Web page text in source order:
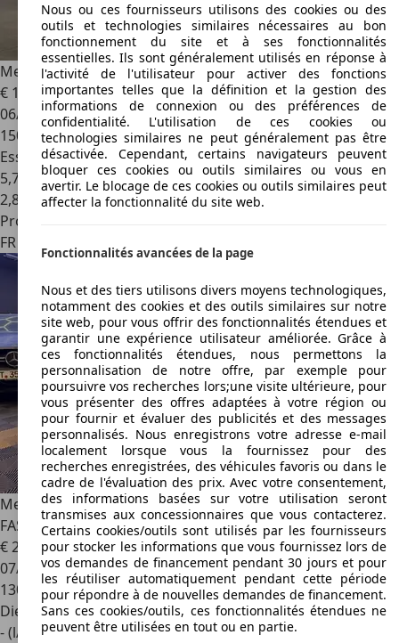
Mercedes-Benz CLA 180coupé Pack AMG Garantie 12 mois
€ 14 990
06/2014
150 000 km
Essence
5,7 l/100 km (mixte)
2,8
Professionnel
FR 59600
Maubeuge
Mercedes-Benz CLA 220COUPE 2.2 220 CDI 175 cv
FASCINATION 7G-DCT BVA7 I Toit - Sièges élec - Caméra
€ 20 990
07/2017
130 990 km
Diesel
- (l/100 km)
Nous ou ces fournisseurs utilisons des cookies ou des
outils et technologies similaires nécessaires au bon
fonctionnement du site et à ses fonctionnalités
essentielles. Ils sont généralement utilisés en réponse à
l'activité de l'utilisateur pour activer des fonctions
importantes telles que la définition et la gestion des
informations de connexion ou des préférences de
confidentialité. L'utilisation de ces cookies ou
technologies similaires ne peut généralement pas être
désactivée. Cependant, certains navigateurs peuvent
bloquer ces cookies ou outils similaires ou vous en
avertir. Le blocage de ces cookies ou outils similaires peut
affecter la fonctionnalité du site web.
Fonctionnalités avancées de la page
Nous et des tiers utilisons divers moyens technologiques,
notamment des cookies et des outils similaires sur notre
site web, pour vous offrir des fonctionnalités étendues et
garantir une expérience utilisateur améliorée. Grâce à
ces fonctionnalités étendues, nous permettons la
personnalisation de notre offre, par exemple pour
poursuivre vos recherches lors;une visite ultérieure, pour
vous présenter des offres adaptées à votre région ou
pour fournir et évaluer des publicités et des messages
personnalisés. Nous enregistrons votre adresse e-mail
localement lorsque vous la fournissez pour des
recherches enregistrées, des véhicules favoris ou dans le
cadre de l'évaluation des prix. Avec votre consentement,
des informations basées sur votre utilisation seront
transmises aux concessionnaires que vous contacterez.
Certains cookies/outils sont utilisés par les fournisseurs
pour stocker les informations que vous fournissez lors de
vos demandes de financement pendant 30 jours et pour
les réutiliser automatiquement pendant cette période
pour répondre à de nouvelles demandes de financement.
Sans ces cookies/outils, ces fonctionnalités étendues ne
peuvent être utilisées en tout ou en partie.